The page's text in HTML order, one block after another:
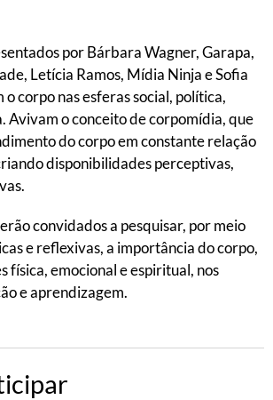
por Bárbara Wagner, Garapa,
Letícia Ramos, Mídia Ninja e Sofia
corpo nas esferas social, política,
Avivam o conceito de corpomídia, que
do corpo em constante relação
disponibilidades perceptivas,
convidados a pesquisar, por meio
e reflexivas, a importância do corpo,
física, emocional e espiritual, nos
e aprendizagem.